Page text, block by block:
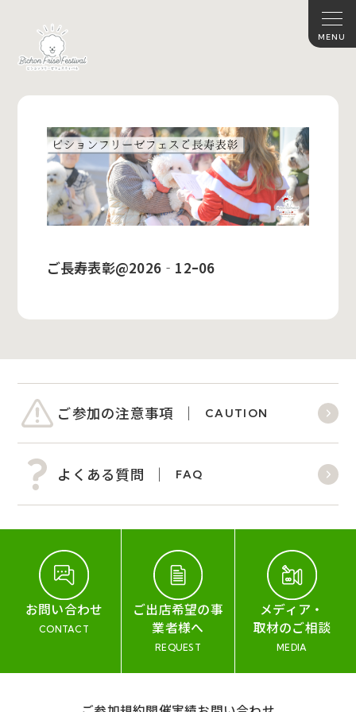
ご長寿表彰@2026‐12ｰ06
ご参加の注意事項 CAUTION
よくある質問 FAQ
お問い合わせ
CONTACT
ご出店希望の事
業者様へ
REQUEST
メディア・
取材のご相談
MEDIA